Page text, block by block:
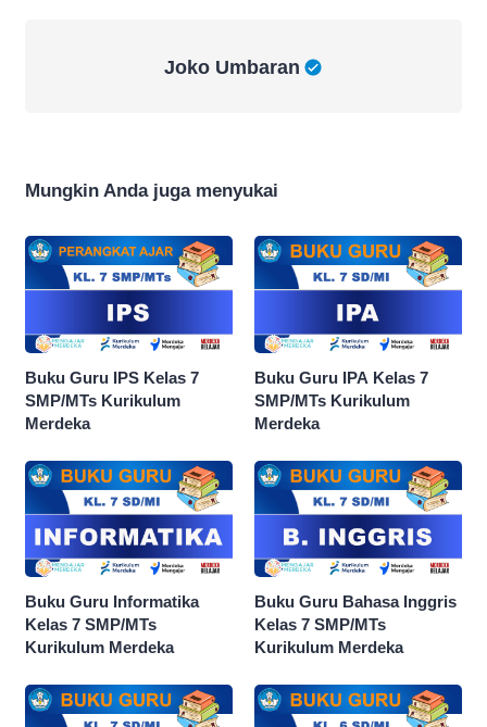
Joko Umbaran
Mungkin Anda juga menyukai
Buku Guru IPS Kelas 7
SMP/MTs Kurikulum
Merdeka
Buku Guru IPA Kelas 7
SMP/MTs Kurikulum
Merdeka
Buku Guru Informatika
Kelas 7 SMP/MTs
Kurikulum Merdeka
Buku Guru Bahasa Inggris
Kelas 7 SMP/MTs
Kurikulum Merdeka